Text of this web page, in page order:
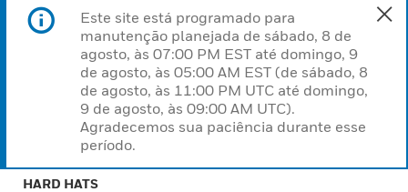
Este site está programado para
manutenção planejada de sábado, 8 de
agosto, às 07:00 PM EST até domingo, 9
de agosto, às 05:00 AM EST (de sábado, 8
de agosto, às 11:00 PM UTC até domingo,
9 de agosto, às 09:00 AM UTC).
Agradecemos sua paciência durante esse
período.
HARD HATS